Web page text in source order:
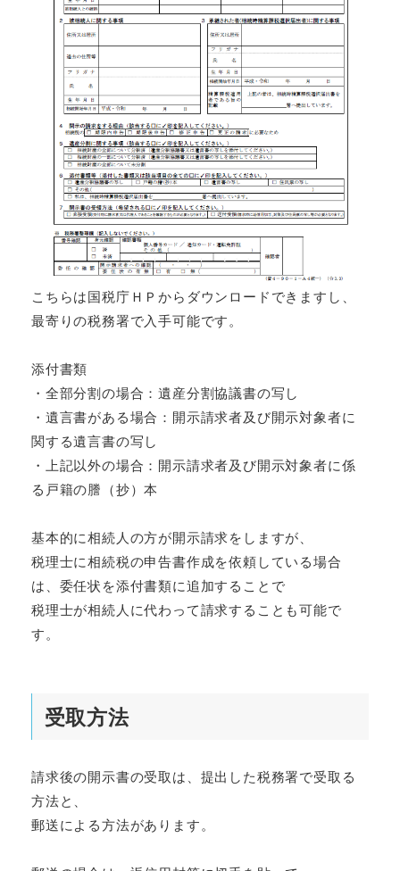
こちらは国税庁ＨＰからダウンロードできますし、
最寄りの税務署で入手可能です。
添付書類
・全部分割の場合：遺産分割協議書の写し
・遺言書がある場合：開示請求者及び開示対象者に
関する遺言書の写し
・上記以外の場合：開示請求者及び開示対象者に係
る戸籍の謄（抄）本
基本的に相続人の方が開示請求をしますが、
税理士に相続税の申告書作成を依頼している場合
は、委任状を添付書類に追加することで
税理士が相続人に代わって請求することも可能で
す。
受取方法
請求後の開示書の受取は、提出した税務署で受取る
方法と、
郵送による方法があります。